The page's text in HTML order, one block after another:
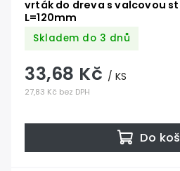
vrták do dreva s valcovou
L=120mm
Skladem do 3 dnů
27,83 Kč bez DPH
33,68 Kč / KS
Do